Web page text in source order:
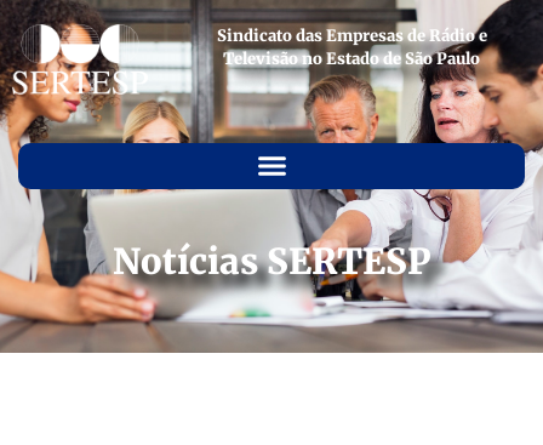
Sindicato das Empresas de Rádio e
Televisão no Estado de São Paulo
Notícias SERTESP